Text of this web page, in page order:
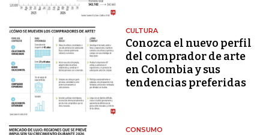
CULTURA
Conozca el nuevo perfil
del comprador de arte
en Colombia y sus
tendencias preferidas
CONSUMO